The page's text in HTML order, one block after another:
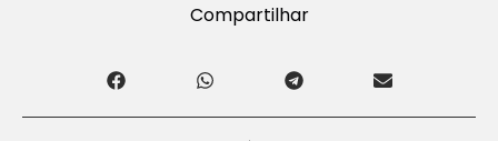
Compartilhar